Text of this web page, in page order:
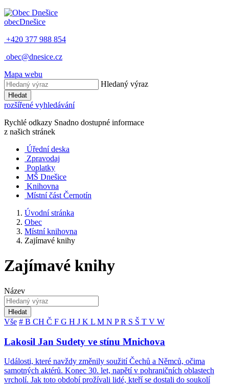
obecDnešice
+420 377 988 854
obec@dnesice.cz
Mapa webu
Hledaný výraz
Hledat
rozšířené vyhledávání
Rychlé odkazy Snadno dostupné informace
z našich stránek
Úřední deska
Zpravodaj
Poplatky
MŠ Dnešice
Knihovna
Místní část Černotín
Úvodní stránka
Obec
Místní knihovna
Zajímavé knihy
Zajímavé knihy
Název
Hledat
Vše # B CH Č F G H J K L M N PR S Š T V W
Lakosil Jan Sudety ve stínu Mnichova
Události, které navždy změnily soužití Čechů a Němců, očima
samotných aktérů. Konec 30. let, napětí v pohraničních oblastech
vrcholí. Jak toto období prožívali lidé, kteří se dostali do soukolí